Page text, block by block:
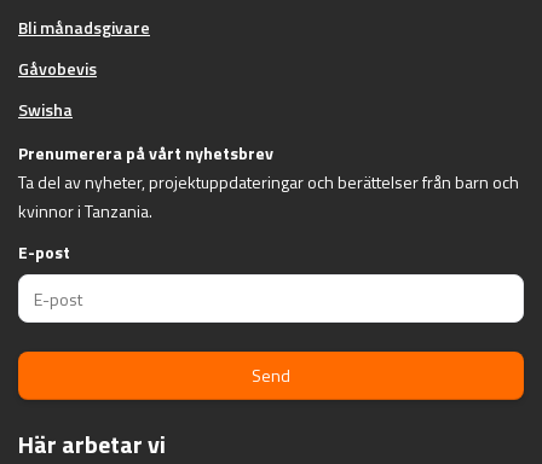
Bli månadsgivare
Gåvobevis
Swisha
Prenumerera på vårt nyhetsbrev
Ta del av nyheter, projektuppdateringar och berättelser från barn och
kvinnor i Tanzania.
E-post
Send
Här arbetar vi